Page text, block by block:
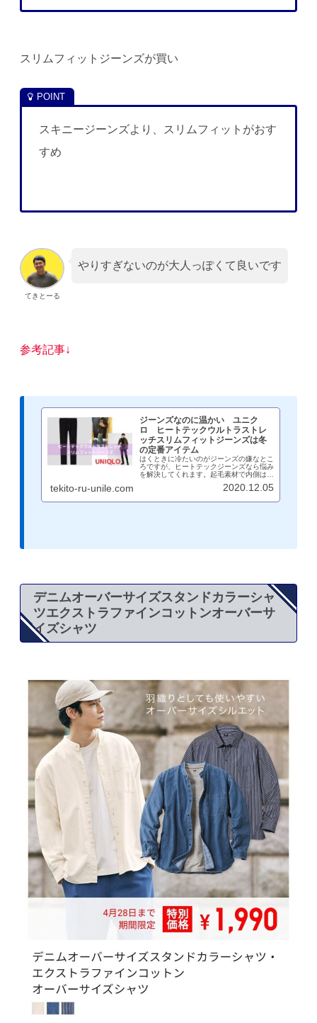
スリムフィットジーンズが買い
スキニージーンズより、スリムフィットがおす
すめ
てきとーる
やりすぎないのが大人っぽくて良いです
参考記事↓
ジーンズなのに温かい ユニク
ロ ヒートテックウルトラストレ
ッチスリムフィットジーンズは冬
の定番アイテム
はくときに冷たいのがジーンズの嫌なとこ
ろですが、ヒートテックジーンズなら悩み
を解決してくれます。起毛素材で内側は暖
かく、機能性があるのに見た目は細くスタ
イリッシュなジーンズ。アラフォー以上に
tekito-ru-unile.com 2020.12.05
デニムオーバーサイズスタンドカラーシャ
ツエクストラファインコットンオーバーサ
イズシャツ